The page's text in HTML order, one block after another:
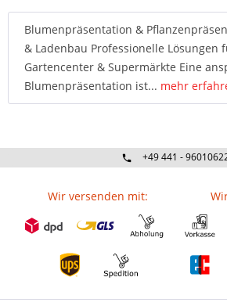
Blumenpräsentation &
& Ladenbau Professionelle Lösungen
Gartencenter & Supermärkte Eine
Blumenpräsentation ist... mehr
+49 441 -
Wir versenden mit: